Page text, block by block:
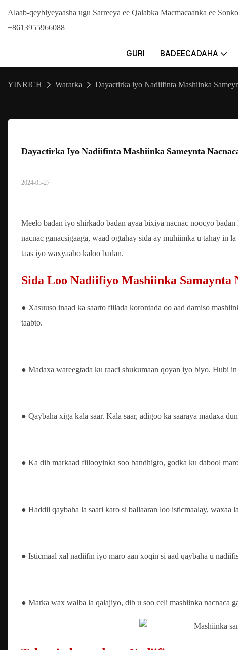
Alaab-qeybiyeyaasha ugu Sarreeya ee Qalabka Macmacaanka ee
+8613955966088
GURI BADEECADAHA
YINRICH Wararka Dayactirka iyo Nadiifinta Mashiinka
Dayactirka Iyo Nadiifinta Mashiinka Sameynta
2024-05-27
Meelo badan iyo shirkado badan ayaa bixiya nacnac noocyo
nacnac ganacsigaaga, waad ogtahay sida ay muhiimka u tahay
taas iyo waxyaabo kaloo badan.
Sida Loo Nadiifiyo Mashiinka Samaynta
● Xasuuso inaad ka saarto fiilada korontada oo aad damiso
taabto.
● Madaxa wareegtada ku raaci shukumaan qoyan iyo biyo. Hubi
● Qaybaha xiga kala saar. Kala saar, adigoo ka saaraya madaxa
● Ka dib markaad fiilooyinka soo bandhigto, godka ku dabool
● Haddii qaybaha la saari karo si ballaaran loo isticmaalay, waxaa
● Isticmaal xal nadiifin iyo maro aan xoqin si aad qaybaha u
● Marka wax walba la qalajiyo, dib u soo celi mashiinka nacnaca